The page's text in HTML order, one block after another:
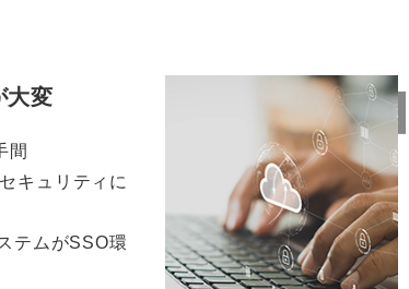
大変
間
キュリティに
テムがSSO環